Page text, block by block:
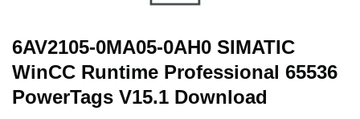
6AV2105-0MA05-0AH0 SIMATIC
WinCC Runtime Professional 65536
PowerTags V15.1 Download